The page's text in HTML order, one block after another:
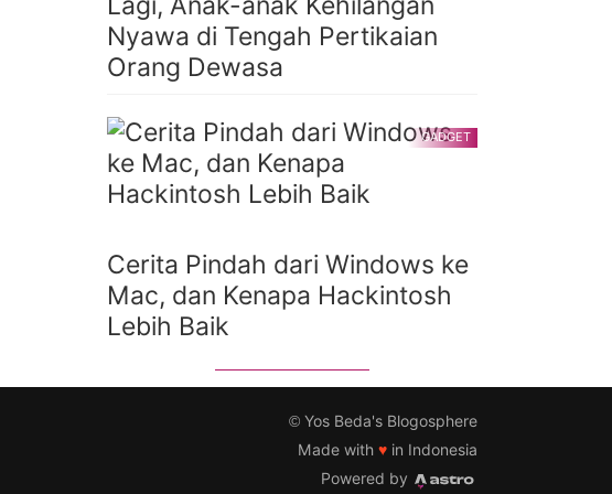
Nyawa di Tengah Pertikaian
Orang Dewasa
GADGET
Cerita Pindah dari Windows ke
Mac, dan Kenapa Hackintosh
Lebih Baik
© Yos Beda's Blogosphere
Made with ♥ in Indonesia
Powered by